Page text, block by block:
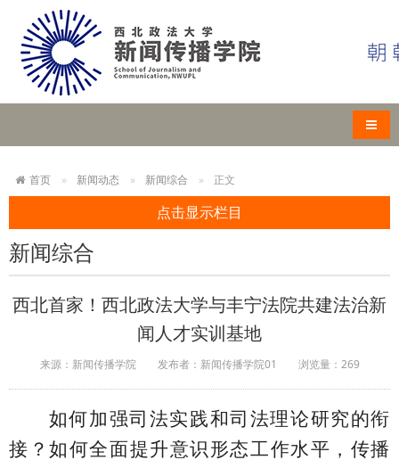
导航
首页 新闻动态 新闻综合 正文
点击显示栏目
新闻综合
西北首家！西北政法大学与丰宁法院共建法治新
闻人才实训基地
来源：新闻传播学院 发布者：新闻传播学院01 浏览量： 269
如何加强司法实践和司法理论研究的衔
接？如何全面提升意识形态工作水平，传播